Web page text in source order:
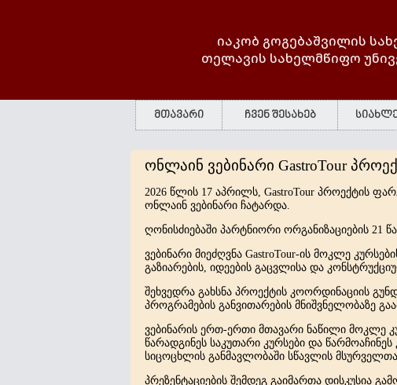
იაკობ გოგებაშვილის
თელავის სახელმწიფო
მთავარი ჩვენ შესახებ
ონლაინ ვებინარი GastroTour
2026 წლის 17 აპრილს, GastroTour პროექტის
ონლაინ ვებინარი ჩატარდა.
ღონისძიებაში პარტნიორი ორგანიზაციების 21
ვებინარი მიეძღვნა GastroTour-ის მოკლე
გაზიარების, იდეების გაცვლისა და
შეხვედრა გახსნა პროექტის კოორდინაციის
პროგრამების განვითარების მნიშვნელობაზე
ვებინარის ერთ-ერთი მთავარი ნაწილი მოკლე
წარადგინეს საკუთარი კურსები და
სიცოცხლის განმავლობაში სწავლის
პრეზენტაციების შემდეგ გაიმართა დისკუსია